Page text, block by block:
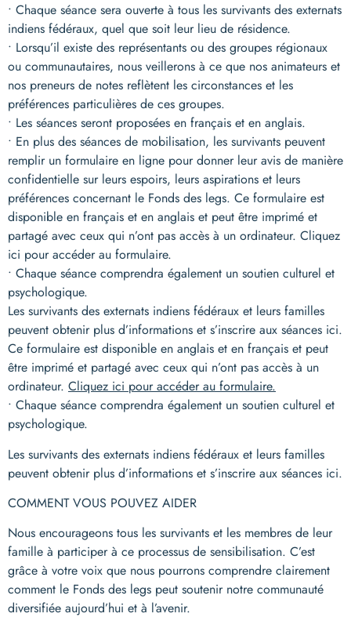
• Chaque séance sera ouverte à tous les survivants des externats
indiens fédéraux, quel que soit leur lieu de résidence.
• Lorsqu’il existe des représentants ou des groupes régionaux
ou communautaires, nous veillerons à ce que nos animateurs et
nos preneurs de notes reflètent les circonstances et les
préférences particulières de ces groupes.
• Les séances seront proposées en français et en anglais.
• En plus des séances de mobilisation, les survivants peuvent
remplir un formulaire en ligne pour donner leur avis de manière
confidentielle sur leurs espoirs, leurs aspirations et leurs
préférences concernant le Fonds des legs. Ce formulaire est
disponible en français et en anglais et peut être imprimé et
partagé avec ceux qui n’ont pas accès à un ordinateur. Cliquez
ici pour accéder au formulaire.
• Chaque séance comprendra également un soutien culturel et
psychologique.
Les survivants des externats indiens fédéraux et leurs familles
peuvent obtenir plus d’informations et s’inscrire aux séances ici.
Ce formulaire est disponible en anglais et en français et peut
être imprimé et partagé avec ceux qui n’ont pas accès à un
ordinateur. Cliquez ici pour accéder au formulaire.
• Chaque séance comprendra également un soutien culturel et
psychologique.
Les survivants des externats indiens fédéraux et leurs familles
peuvent obtenir plus d’informations et s’inscrire aux séances ici.
COMMENT VOUS POUVEZ AIDER
Nous encourageons tous les survivants et les membres de leur
famille à participer à ce processus de sensibilisation. C’est
grâce à votre voix que nous pourrons comprendre clairement
comment le Fonds des legs peut soutenir notre communauté
diversifiée aujourd’hui et à l’avenir.